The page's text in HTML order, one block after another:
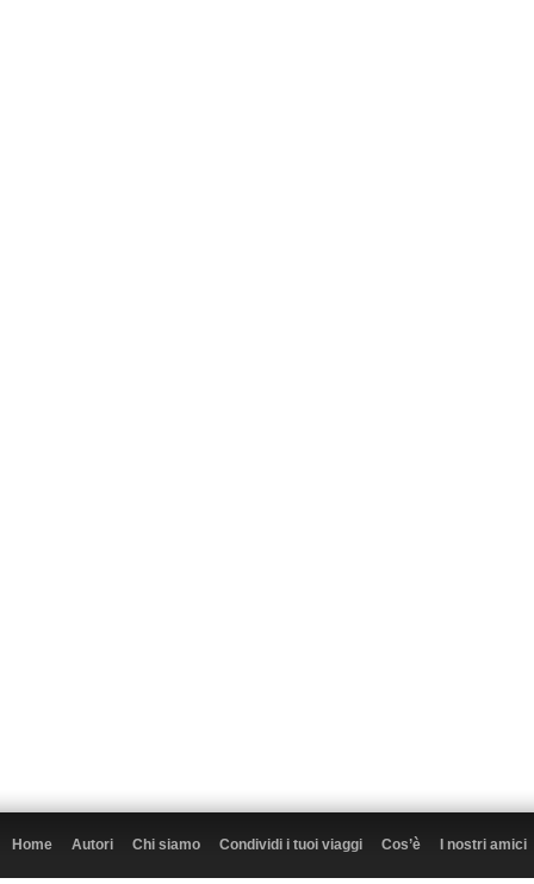
Home Autori Chi siamo Condividi i tuoi viaggi Cos’è I nostri amici